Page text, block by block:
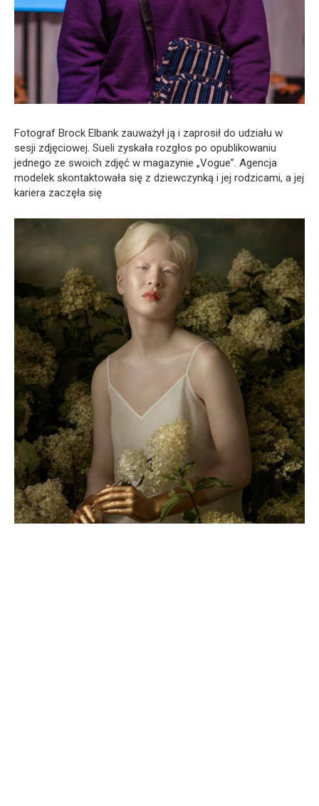
Fotograf Brock Elbank zauważył ją i zaprosił do udziału w
sesji zdjęciowej. Sueli zyskała rozgłos po opublikowaniu
jednego ze swoich zdjęć w magazynie „Vogue”. Agencja
modelek skontaktowała się z dziewczynką i jej rodzicami, a jej
kariera zaczęła się